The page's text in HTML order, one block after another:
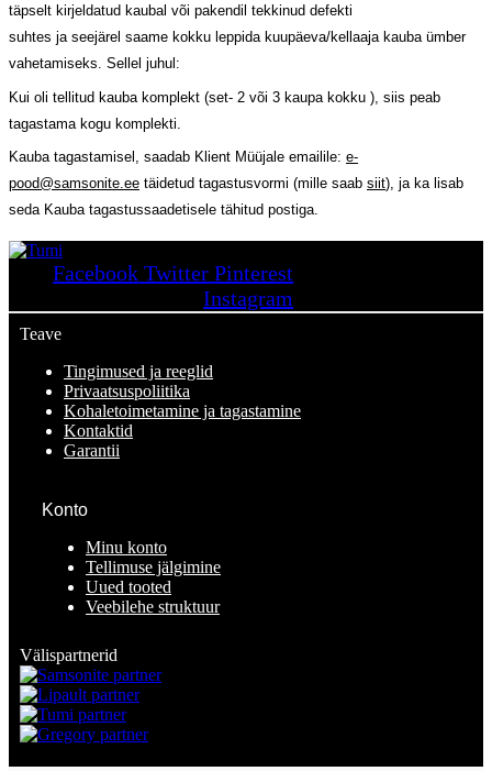
täpselt kirjeldatud kaubal või pakendil tekkinud defekti
suhtes jaseejärel saame kokku leppida kuupäeva/kellaajakauba ümber
vahetamiseks. Sellel juhul:
Kui oli tellitud kauba komplekt (set- 2 või 3 kaupa kokku ), siis peab
tagastama kogu komplekti.
Kauba tagastamisel, saadab Klient Müüjale emailile: e-
pood@samsonite.ee täidetud tagastusvormi (mille saab siit), ja ka lisab
seda Kauba tagastussaadetisele tähitud postiga.
Facebook Twitter Pinterest
Instagram
Teave
Tingimused ja reeglid
Privaatsuspoliitika
Kohaletoimetamine ja tagastamine
Kontaktid
Garantii
Konto
Minu konto
Tellimuse jälgimine
Uued tooted
Veebilehe struktuur
Välispartnerid